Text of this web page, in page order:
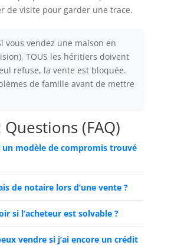
de visite pour garder une trace.
vous vendez une maison en
TOUS les héritiers doivent
refuse, la vente est bloquée.
de famille avant de mettre
(FAQ)
un modèle de compromis trouvé
de notaire lors d’une vente ?
si l’acheteur est solvable ?
vendre si j’ai encore un crédit